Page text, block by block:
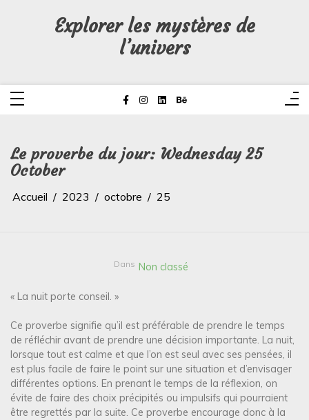
Explorer les mystères de
l’univers
Le proverbe du jour: Wednesday 25
October
Accueil 2023 octobre 25
Dans Non classé
« La nuit porte conseil. »
Ce proverbe signifie qu’il est préférable de prendre le temps
de réfléchir avant de prendre une décision importante. La nuit,
lorsque tout est calme et que l’on est seul avec ses pensées, il
est plus facile de faire le point sur une situation et d’envisager
différentes options. En prenant le temps de la réflexion, on
évite de faire des choix précipités ou impulsifs qui pourraient
être regrettés par la suite. Ce proverbe encourage donc à la